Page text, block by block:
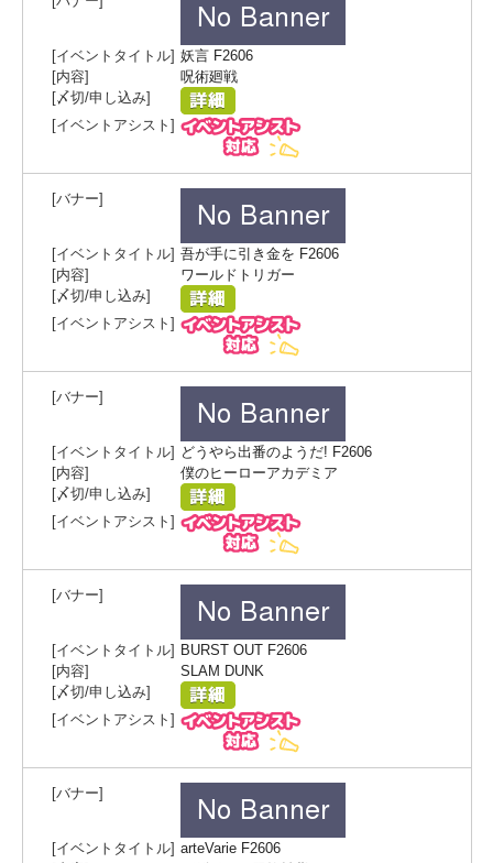
妖言 F2606
呪術廻戦
吾が手に引き金を F2606
ワールドトリガー
どうやら出番のようだ! F2606
僕のヒーローアカデミア
BURST OUT F2606
SLAM DUNK
arteVarie F2606